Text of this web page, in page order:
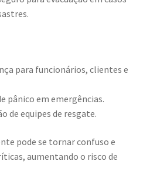
para funcionários, clientes e
pânico em emergências.
de equipes de resgate.
pode se tornar confuso e
aumentando o risco de